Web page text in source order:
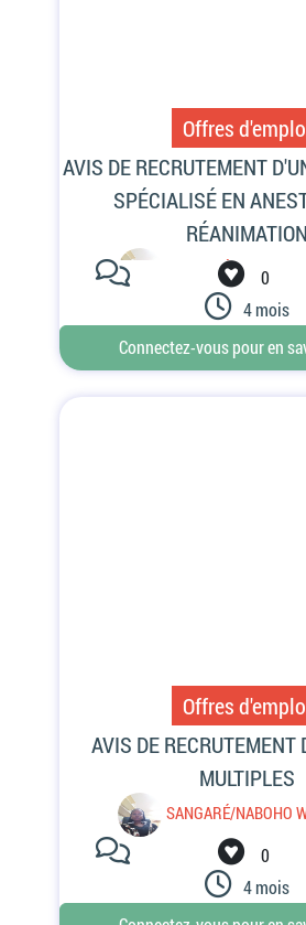
Offres
0
4 mois
Connectez-vous pour en
Offres
0
4 mois